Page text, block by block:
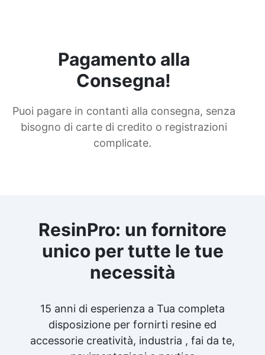
Pagamento alla
Consegna!
Puoi pagare in contanti alla consegna, senza
bisogno di carte di credito o registrazioni
complicate.
ResinPro: un fornitore
unico per tutte le tue
necessità
15 anni di esperienza a Tua completa
disposizione per fornirti resine ed
accessorie creatività, industria , fai da te,